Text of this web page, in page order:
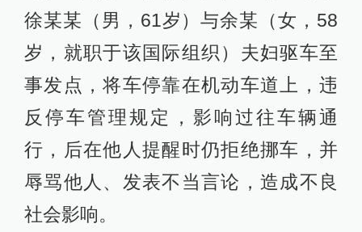
徐某某（男，61岁）与余某（女，58
岁，就职于该国际组织）夫妇驱车至
事发点，将车停靠在机动车道上，违
反停车管理规定，影响过往车辆通
行，后在他人提醒时仍拒绝挪车，并
辱骂他人、发表不当言论，造成不良
社会影响。